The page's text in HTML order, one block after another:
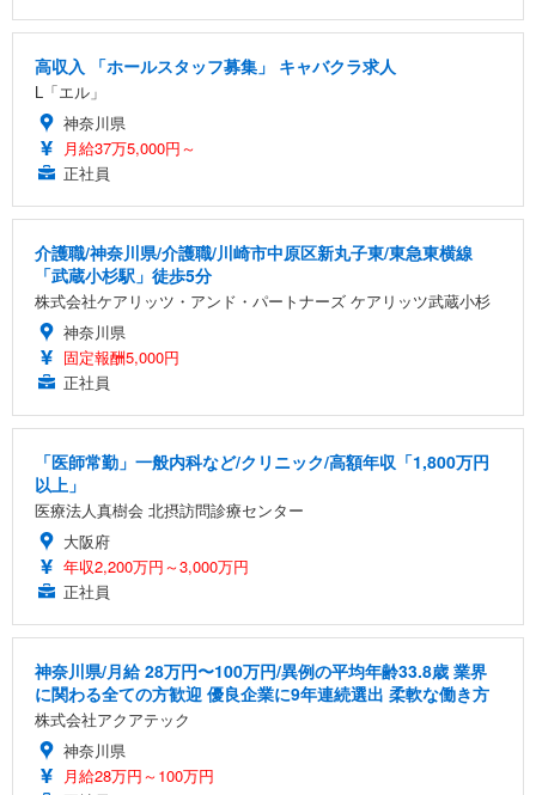
高収入 「ホールスタッフ募集」 キャバクラ求人
L「エル」
神奈川県
月給37万5,000円～
正社員
介護職/神奈川県/介護職/川崎市中原区新丸子東/東急東横線
「武蔵小杉駅」徒歩5分
株式会社ケアリッツ・アンド・パートナーズ ケアリッツ武蔵小杉
神奈川県
固定報酬5,000円
正社員
「医師常勤」一般内科など/クリニック/高額年収「1,800万円
以上」
医療法人真樹会 北摂訪問診療センター
大阪府
年収2,200万円～3,000万円
正社員
神奈川県/月給 28万円〜100万円/異例の平均年齢33.8歳 業界
に関わる全ての方歓迎 優良企業に9年連続選出 柔軟な働き方
株式会社アクアテック
神奈川県
月給28万円～100万円